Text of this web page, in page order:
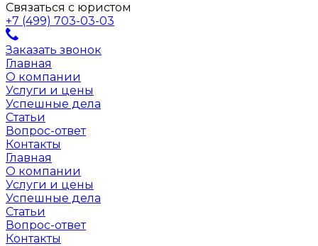
Связаться с юристом
+7 (499) 703-03-03
Заказать звонок
Главная
О компании
Услуги и цены
Успешные дела
Статьи
Вопрос-ответ
Контакты
Главная
О компании
Услуги и цены
Успешные дела
Статьи
Вопрос-ответ
Контакты